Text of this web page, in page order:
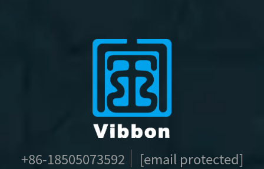
+86-18505073592 [email protected]